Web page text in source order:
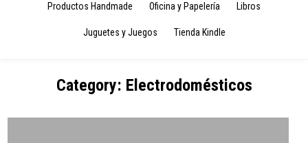
Productos Handmade Oficina y Papelería Libros
Juguetes y Juegos Tienda Kindle
Category: Electrodomésticos